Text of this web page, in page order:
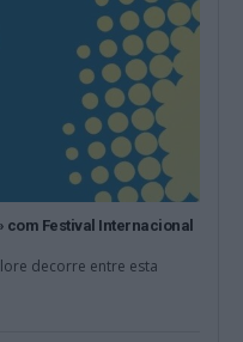
com Festival Internacional
decorre entre esta